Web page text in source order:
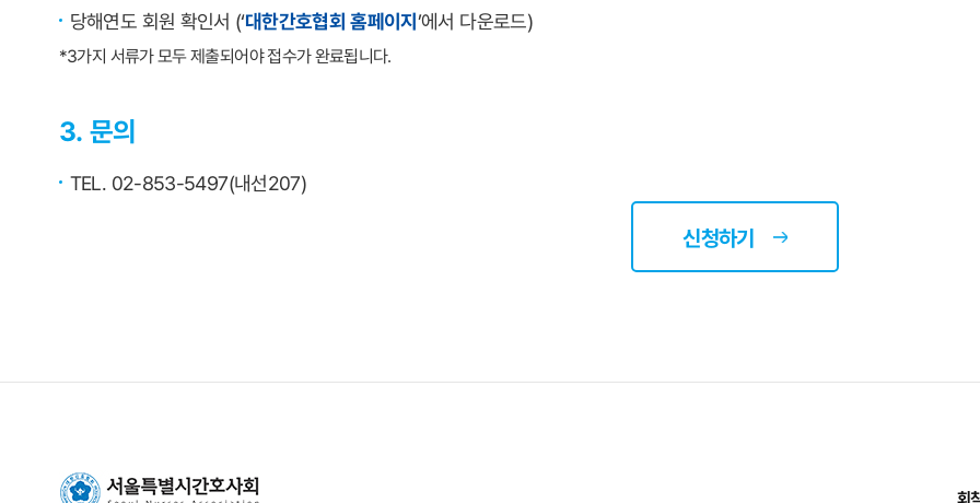
당해연도 회원 확인서 (‘대한간호협회 홈페이지’에서 다운로드)
*3가지 서류가 모두 제출되어야 접수가 완료됩니다.
3. 문의
TEL. 02-853-5497(내선207)
신청하기
회